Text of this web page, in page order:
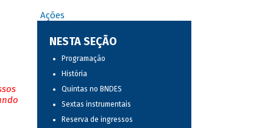
Ações
NESTA SEÇÃO
Programação
História
Quintas no BNDES
Sextas instrumentais
Reserva de ingressos